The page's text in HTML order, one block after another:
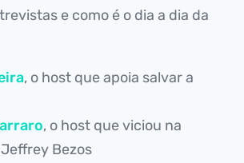
e como é o dia a dia da
, o host que apoia salvar a
, o host que viciou na
Bezos